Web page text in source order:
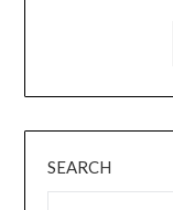
SEARCH